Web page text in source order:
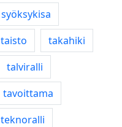
syöksykisa
taisto
takahiki
talviralli
tavoittama
teknoralli